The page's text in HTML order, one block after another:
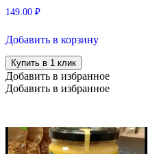
149.00 ₽
Добавить в корзину
Купить в 1 клик
Добавить в избранное
Добавить в избранное